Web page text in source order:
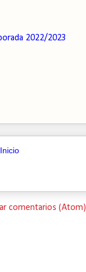
2022/2023
Inicio
comentarios (Atom)